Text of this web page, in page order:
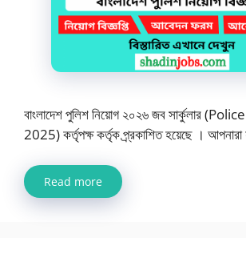
বাংলাদেশ পুলিশ নিয়োগ ২০২৬ জব সার্কুলার
2025) কর্তৃপক্ষ কর্তৃক প্র্রকাশিত হয়েছে ।
Read more